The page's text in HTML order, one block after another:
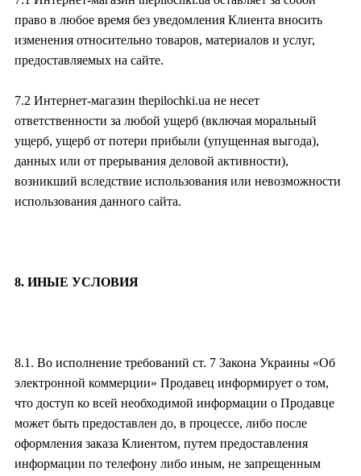
право в любое время без уведомления Клиента вносить
изменения относительно товаров, материалов и услуг,
предоставляемых на сайте.
7.2 Интернет-магазин thepilochki.ua не несет
ответственности за любой ущерб (включая моральный
ущерб, ущерб от потери прибыли (упущенная выгода),
данных или от прерывания деловой активности),
возникший вследствие использования или невозможности
использования данного сайта.
8. ИНЫЕ УСЛОВИЯ
8.1. Во исполнение требований ст. 7 Закона Украины «Об
электронной коммерции» Продавец информирует о том,
что доступ ко всей необходимой информации о Продавце
может быть предоставлен до, в процессе, либо после
оформления заказа Клиентом, путем предоставления
информации по телефону либо иным, не запрещенным